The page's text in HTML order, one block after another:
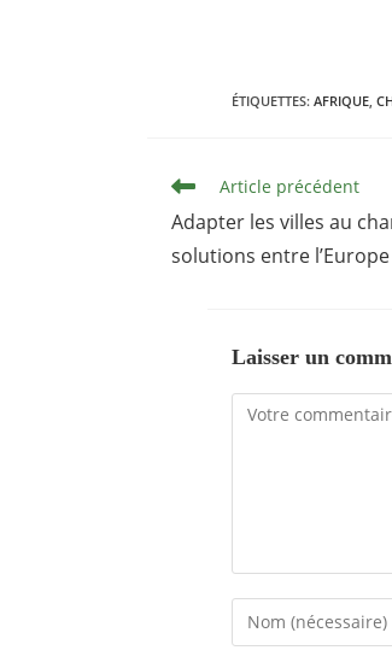
ÉTIQUETTES: AFRIQUE
Read
more
articles
Article précédent
Adapter les villes au
solutions entre
Laisser un
Comment
Enter
your